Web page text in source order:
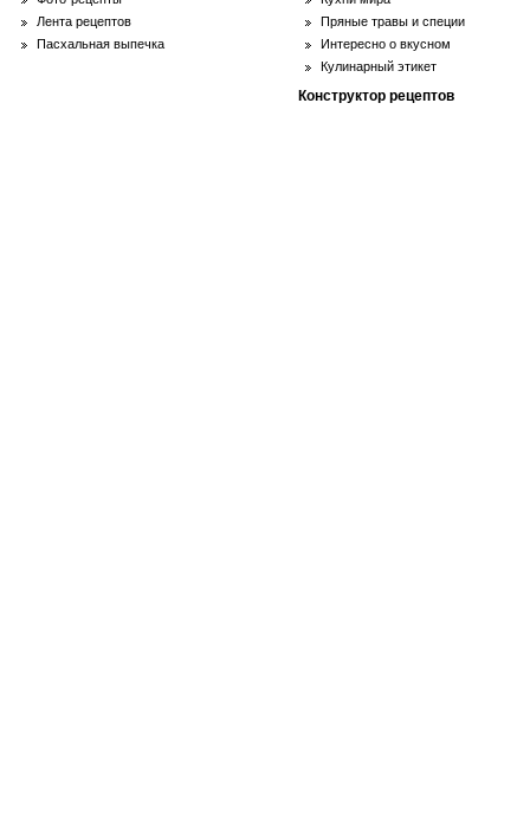
Лента рецептов
Пасхальная выпечка
Пряные травы и специи
Интересно о вкусном
Кулинарный этикет
Конструктор рецептов